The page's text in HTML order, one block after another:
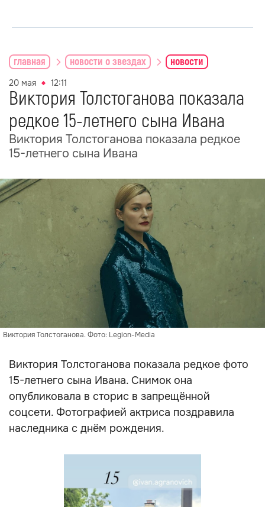
главная новости о звездах новости
20 мая 12:11
Виктория Толстоганова показала
редкое 15-летнего сына Ивана
Виктория Толстоганова показала редкое
15-летнего сына Ивана
Виктория Толстоганова. Фото: Legion-Media
Виктория Толстоганова показала редкое фото
15-летнего сына Ивана. Снимок она
опубликовала в сторис в запрещённой
соцсети. Фотографией актриса поздравила
наследника с днём рождения.